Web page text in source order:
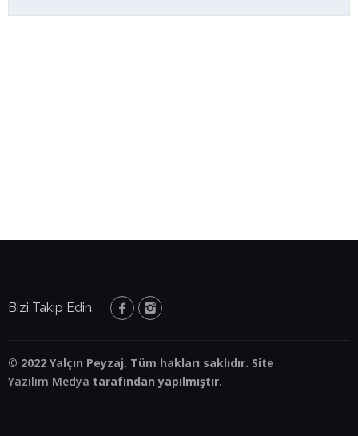
Bizi Takip Edin:
© 2022 Yalçın Peyzaj. Tüm hakları saklıdır. Site
Yazılım Medya tarafından yapılmıştır.